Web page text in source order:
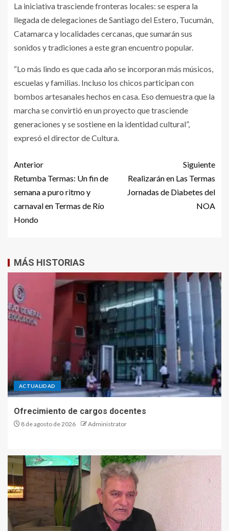
La iniciativa trasciende fronteras locales: se espera la
llegada de delegaciones de Santiago del Estero, Tucumán,
Catamarca y localidades cercanas, que sumarán sus
sonidos y tradiciones a este gran encuentro popular.
“Lo más lindo es que cada año se incorporan más músicos,
escuelas y familias. Incluso los chicos participan con
bombos artesanales hechos en casa. Eso demuestra que la
marcha se convirtió en un proyecto que trasciende
generaciones y se sostiene en la identidad cultural”,
expresó el director de Cultura.
Anterior
Retumba Termas: Un fin de
semana a puro ritmo y
carnaval en Termas de Río
Hondo
Siguiente
Realizarán en Las Termas
Jornadas de Diabetes del
NOA
MÁS HISTORIAS
ACTUALIDAD
Ofrecimiento de cargos docentes
8 de agosto de 2026 Administrator